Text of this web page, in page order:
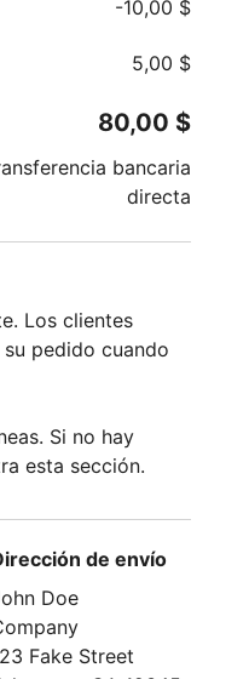
-10,00 $
5,00 $
80,00 $
bancaria
directa
Los clientes
pedido cuando
Si no hay
esta sección.
de envío
Doe
Fake Street